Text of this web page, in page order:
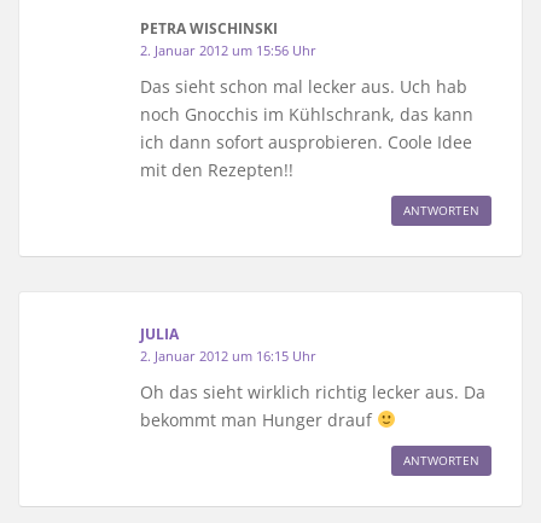
PETRA WISCHINSKI
2. Januar 2012 um 15:56 Uhr
Das sieht schon mal lecker aus. Uch hab
noch Gnocchis im Kühlschrank, das kann
ich dann sofort ausprobieren. Coole Idee
mit den Rezepten!!
ANTWORTEN
JULIA
2. Januar 2012 um 16:15 Uhr
Oh das sieht wirklich richtig lecker aus. Da
bekommt man Hunger drauf
ANTWORTEN